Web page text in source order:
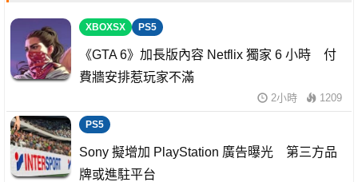
XBOXSX PS5
《GTA 6》加長版內容 Netflix 獨家 6 小時 付
費牆安排惹玩家不滿
2小時 1209
PS5
Sony 擬增加 PlayStation 廣告曝光 第三方品
牌或進駐平台